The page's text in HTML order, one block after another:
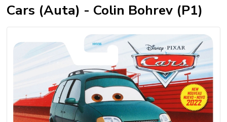
Cars (Auta) - Colin Bohrev (P1)